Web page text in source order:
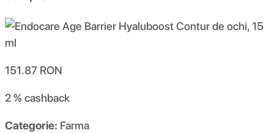
151.87 RON
2 %cashback
Categorie: Farma